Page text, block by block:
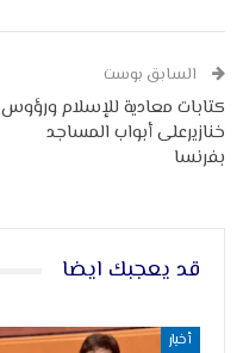
السابق بوست
كتابات معادية للإسلام ورؤوس
خنازيرعلى أبواب المساجد
بفرنسا
قد يعجبك ايضا
أخبار